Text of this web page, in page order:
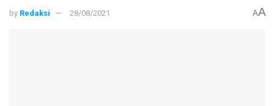
by Redaksi 28/08/2021 AA